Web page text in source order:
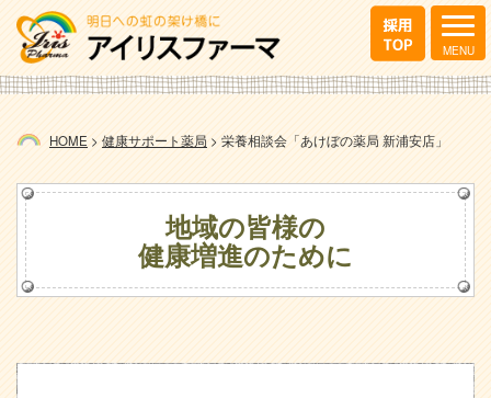
HOME > 健康サポート薬局 > 栄養相談会「あけぼの薬局 新浦安店」
地域の皆様の
健康増進のために